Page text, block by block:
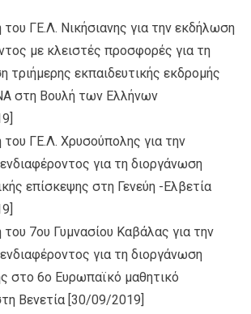
ΓΕ.Λ. Νικήσιανης για την εκδήλωση
με κλειστές προσφορές για τη
τριήμερης εκπαιδευτικής εκδρομής
στη Βουλή των Ελλήνων
του ΓΕ.Λ. Χρυσούπολης για την
για τη διοργάνωση
επίσκεψης στη Γενεύη -Ελβετία
7ου Γυμνασίου Καβάλας για την
για τη διοργάνωση
στο 6ο Ευρωπαϊκό μαθητικό
Βενετία [30/09/2019]